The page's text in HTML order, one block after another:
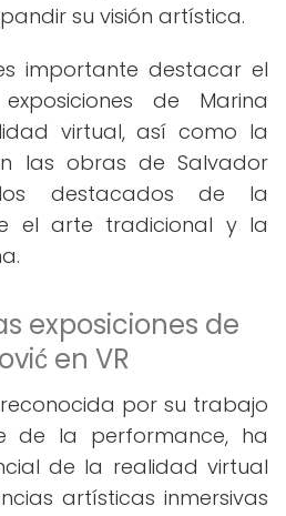
su visión artística.
importante destacar el
de Marina
virtual, así como la
las obras de Salvador
destacados de la
el arte tradicional y la
exposiciones de
en VR
por su trabajo
de la performance, ha
de la realidad virtual
artísticas inmersivas